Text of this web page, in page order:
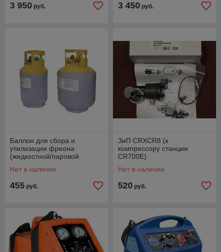
3 950 руб. 3 450 руб.
Баллон для сбора и
утилизации фреона
(жидкостной/паровой
Нет в наличии
455 руб.
ЗиП CRXCR8 (к
компрессору станции
CR700Е)
Нет в наличии
520 руб.